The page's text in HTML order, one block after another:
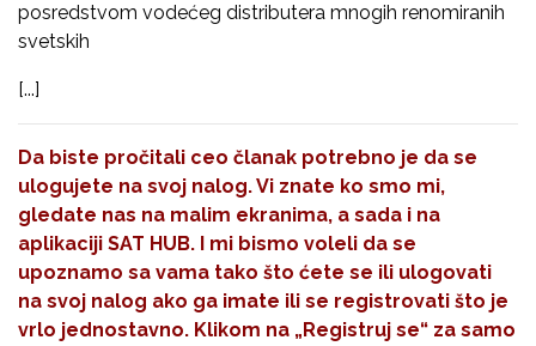
posredstvom vodećeg distributera mnogih renomiranih
svetskih
[...]
Da biste pročitali ceo članak potrebno je da se
ulogujete na svoj nalog. Vi znate ko smo mi,
gledate nas na malim ekranima, a sada i na
aplikaciji SAT HUB. I mi bismo voleli da se
upoznamo sa vama tako što ćete se ili ulogovati
na svoj nalog ako ga imate ili se registrovati što je
vrlo jednostavno. Klikom na „Registruj se“ za samo